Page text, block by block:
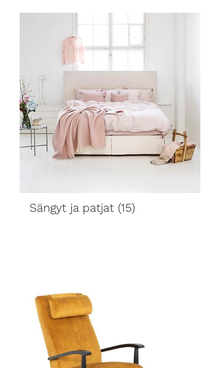
Sängyt ja patjat (15)